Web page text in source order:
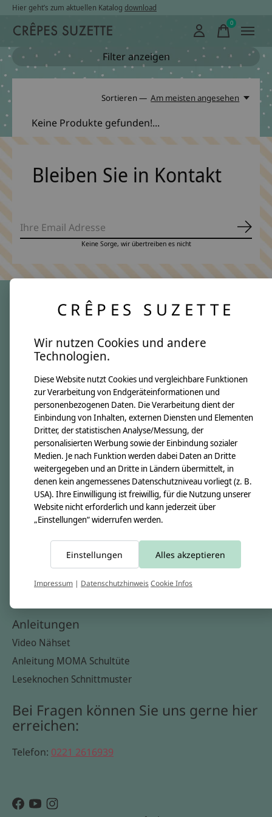
Hier geht’s zum aktuellen Katalog download
0items
Filter anzeigen
Sortieren — Am meisten angesehen
Keine Produkte gefunden!...
Bleiben Sie in Kontakt
Keine Sorge, wir übertreiben es nicht
Über uns
Unsere Creppies
Nähkästchen
Unsere Stoffe
Impressum
Informationen
Kontakt
Versandkosten & Rücksendungen
Zahlungsarten
Widerrufsbelehrung
Anleitungen
Video Nähset
Anleitung MOMA Schultüte
Leseknochen Schnittmuster
Bei Fragen können Sie uns gerne hier
erreichen:
Telefon: 0221 2616939
CRÊPES SUZETTE
Wir nutzen Cookies und andere
Technologien.
Diese Website nutzt Cookies und vergleichbare Funktionen
zur Verarbeitung von Endgeräteinformationen und
personenbezogenen Daten. Die Verarbeitung dient der
Einbindung von Inhalten, externen Diensten und Elementen
Dritter, der statistischen Analyse/Messung, der
personalisierten Werbung sowie der Einbindung sozialer
Medien. Je nach Funktion werden dabei Daten an Dritte
weitergegeben und an Dritte in Ländern übermittelt, in
denen kein angemessenes Datenschutzniveau vorliegt (z. B.
USA). Ihre Einwilligung ist freiwillig, für die Nutzung unserer
Website nicht erforderlich und kann jederzeit über
„Einstellungen“ widerrufen werden.
Einstellungen Alles akzeptieren
Impressum | DatenschutzhinweisCookie Infos